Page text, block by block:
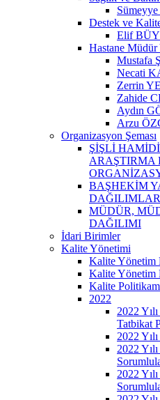
Destek ve
Elif
Hastane Müdür
Mustafa
Necati
Zerrin
Zahide
Aydın
Arzu
Organizasyon Şeması
ŞİŞLİ
ARAŞTIRMA
BAŞHEKİM
MÜDÜR,
DAĞILIMI
İdari Birimler
Kalite Yönetimi
Kalite Yönetim
Kalite Yönetim
Kalite
2022
2022
Tatbikat
2022
2022
2022